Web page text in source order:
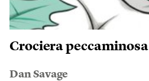
Crociera peccaminosa
Dan Savage